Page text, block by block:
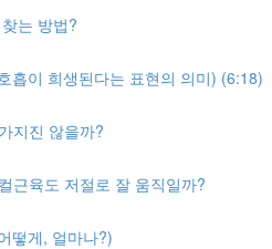
는 방법?
흡이 희생된다는 표현의 의미) (6:18)
지진 않을까?
근육도 저절로 잘 움직일까?
떻게, 얼마나?)